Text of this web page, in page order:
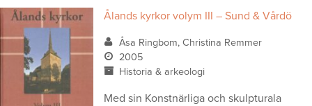
Ålands kyrkor volym III – Sund & Vårdö
Åsa Ringbom, Christina Remmer
2005
Historia & arkeologi
Med sin Konstnärliga och skulpturala